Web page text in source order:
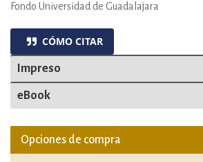
Fondo Universidad de Guadalajara
CÓMO CITAR
Impreso
eBook
Opciones de compra